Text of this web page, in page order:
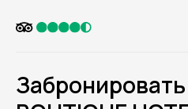
Забронировать